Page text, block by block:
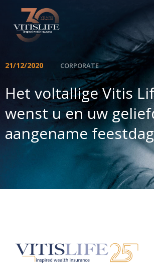
21/12/2020 CORPORATE
Het voltallige Vitis
wenst u en uw
aangename